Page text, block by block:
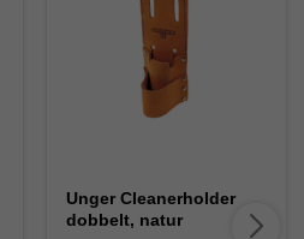
Unger Cleanerholder
dobbelt, natur